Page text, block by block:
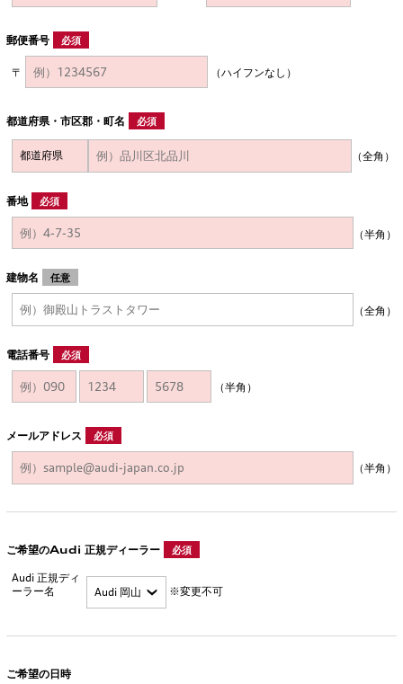
郵便番号 必須
〒 （ハイフンなし）
都道府県・市区郡・町名 必須
（全角）
番地 必須
（半角）
建物名 任意
（全角）
電話番号 必須
（半角）
メールアドレス 必須
（半角）
ご希望のAudi 正規ディーラー 必須
Audi 正規ディ
ーラー名
※変更不可
ご希望の日時